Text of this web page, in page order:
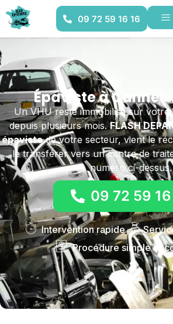
09 72 59 16 16
Épaviste à Cannes
Un VHU reste immobilisé sur
depuis plusieurs mois.FLASH
épavistede votre secteur, vient le
le transférer vers un centre de
numéro ci-dessus.
09 72 59
Intervention rapide
Procédure simple et